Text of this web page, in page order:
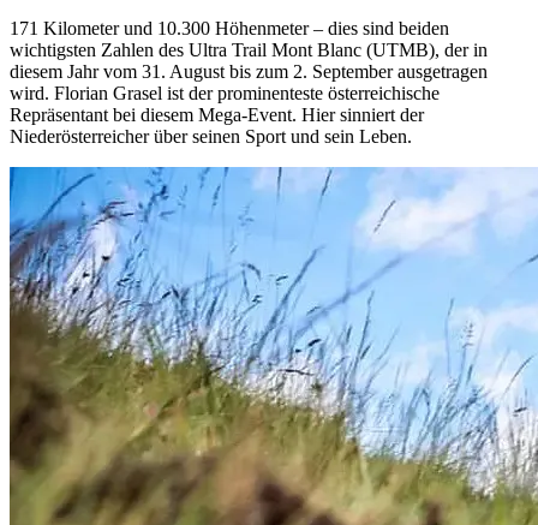
171 Kilometer und 10.300 Höhenmeter – dies sind beiden
wichtigsten Zahlen des Ultra Trail Mont Blanc (UTMB), der in
diesem Jahr vom 31. August bis zum 2. September ausgetragen
wird. Florian Grasel ist der prominenteste österreichische
Repräsentant bei diesem Mega-Event. Hier sinniert der
Niederösterreicher über seinen Sport und sein Leben.